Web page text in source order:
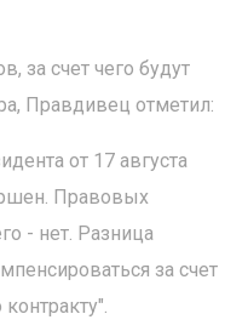
за счет чего будут
Правдивец отметил:
от 17 августа
Правовых
- нет. Разница
за счет